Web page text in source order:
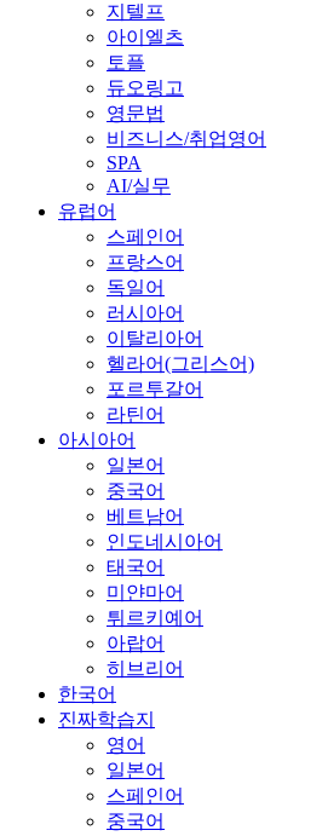
지텔프
아이엘츠
토플
듀오링고
영문법
비즈니스/취업영어
SPA
AI/실무
유럽어
스페인어
프랑스어
독일어
러시아어
이탈리아어
헬라어(그리스어)
포르투갈어
라틴어
아시아어
일본어
중국어
베트남어
인도네시아어
태국어
미얀마어
튀르키예어
아랍어
히브리어
한국어
진짜학습지
영어
일본어
스페인어
중국어